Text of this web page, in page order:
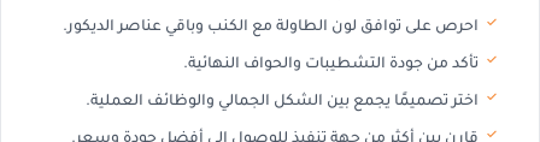
احرص على توافق لون الطاولة مع الكنب وباقي عناصر الديكور.
تأكد من جودة التشطيبات والحواف النهائية.
اختر تصميمًا يجمع بين الشكل الجمالي والوظائف العملية.